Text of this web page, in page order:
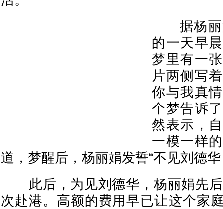
据杨丽
的一天早
梦里有一
片两侧写
你与我真
个梦告诉
然表示，
一模一样
道，梦醒后，杨丽娟发誓“不见刘德
此后，为见刘德华，杨丽娟先后
次赴港。高额的费用早已让这个家